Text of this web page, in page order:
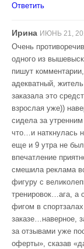
Ответить
Ирина ИЮНЬ 21,
Очень
одного из
пишут
адекватный,
заказала это
взрослая уже))
сидела за
что…и наткнулась
еще и 9 утра не
впечатление
смешила реклама
фигуру с
тренировок…ага, а
фигом в
заказе…наверное,
за отзывами уже
оферты», сказав